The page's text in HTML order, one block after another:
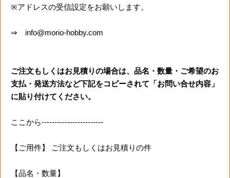
※アドレスの受信設定をお願いします。
⇒ info@morio-hobby.com
ご注文もしくはお見積りの場合は、品名・数量・ご希望のお
支払・発送方法など下記をコピーされて「お問い合せ内容」
に貼り付けてください。
ここから------------------------
【ご用件】 ご注文もしくはお見積りの件
【品名・数量】